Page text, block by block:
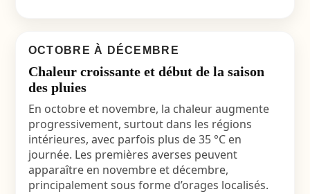
OCTOBRE À DÉCEMBRE
Chaleur croissante et début de la saison
des pluies
En octobre et novembre, la chaleur augmente
progressivement, surtout dans les régions
intérieures, avec parfois plus de 35 °C en
journée. Les premières averses peuvent
apparaître en novembre et décembre,
principalement sous forme d’orages localisés.